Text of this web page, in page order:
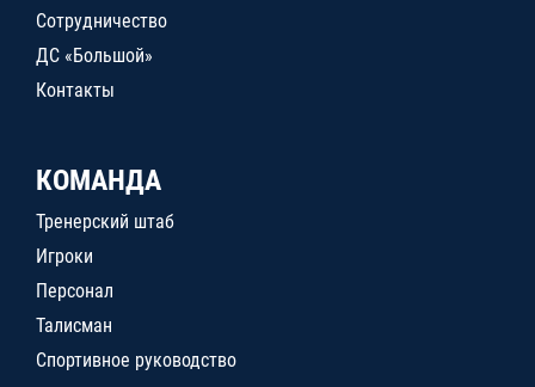
Сотрудничество
ДС «Большой»
Контакты
КОМАНДА
Тренерский штаб
Игроки
Персонал
Талисман
Спортивное руководство